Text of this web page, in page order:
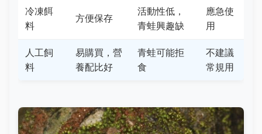
冷凍餌
料
方便保存
活動性低，
青蛙興趣缺
應急使
用
人工飼
料
易購買，營
養配比好
青蛙可能拒
食
不建議
常規用